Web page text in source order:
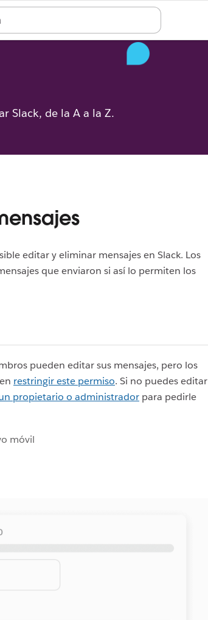
Slack, de la A a la Z.
editar y eliminar mensajes en Slack. Los
que enviaron si así lo permiten los
pueden editar sus mensajes, pero los
restringir este permiso. Si no puedes editar
propietario o administrador para pedirle
móvil